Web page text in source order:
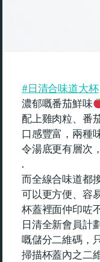
#日清合味道大杯
濃郁嘅番茄鮮味
配上雞肉粒、番
口感豐富，兩種
令湯底更有層次
.
而全線合味道都
可以更方便、容
杯蓋裡面仲印咗
日清全新會員計
嘅儲分二維碼，
掃描杯蓋內之二